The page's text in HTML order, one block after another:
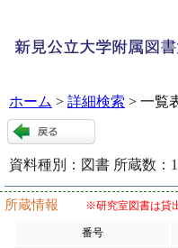
ホーム > 詳細検索 > 一覧
資料種別： 図書 所蔵数： 1
所蔵情報 ※研究室図書は貸
番号